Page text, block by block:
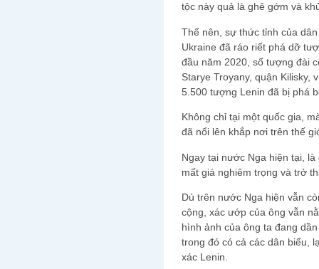
tộc này quả là ghê gớm và
Thế nên, sự thức tỉnh của
Ukraine đã ráo riết phá dỡ
đầu năm 2020, số tượng đài
Starye Troyany, quận Kilisky,
5.500 tượng Lenin đã bị phá
Không chỉ tại một quốc gia,
đã nổi lên khắp nơi trên thế
Ngay tại nước Nga hiện tại,
mất giá nghiêm trọng và trở
Dù trên nước Nga hiện vẫn
cộng, xác ướp của ông vẫn
hình ảnh của ông ta đang
trong đó có cả các dân biểu,
xác Lenin.